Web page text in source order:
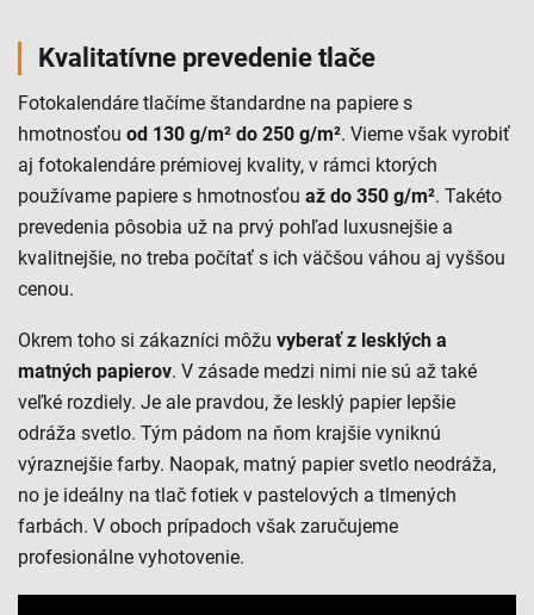
Kvalitatívne prevedenie tlače
Fotokalendáre tlačíme štandardne na papiere s
hmotnosťou od 130 g/m² do 250 g/m². Vieme však vyrobiť
aj fotokalendáre prémiovej kvality, v rámci ktorých
používame papiere s hmotnosťou až do 350 g/m². Takéto
prevedenia pôsobia už na prvý pohľad luxusnejšie a
kvalitnejšie, no treba počítať s ich väčšou váhou aj vyššou
cenou.
Okrem toho si zákazníci môžu vyberať z lesklých a
matných papierov. V zásade medzi nimi nie sú až také
veľké rozdiely. Je ale pravdou, že lesklý papier lepšie
odráža svetlo. Tým pádom na ňom krajšie vyniknú
výraznejšie farby. Naopak, matný papier svetlo neodráža,
no je ideálny na tlač fotiek v pastelových a tlmených
farbách. V oboch prípadoch však zaručujeme
profesionálne vyhotovenie.